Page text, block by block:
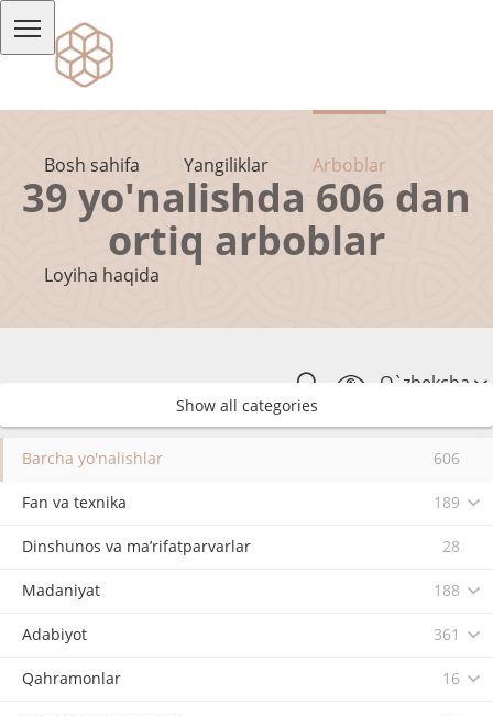
Bosh sahifa Yangiliklar Arboblar
Loyiha haqida
O`zbekcha
39 yo'nalishda 606 dan
ortiq arboblar
Show all categories
Barcha yo'nalishlar 606
Fan va texnika 189
Dinshunos va ma’rifatparvarlar 28
Madaniyat 188
Adabiyot 361
Qahramonlar 16